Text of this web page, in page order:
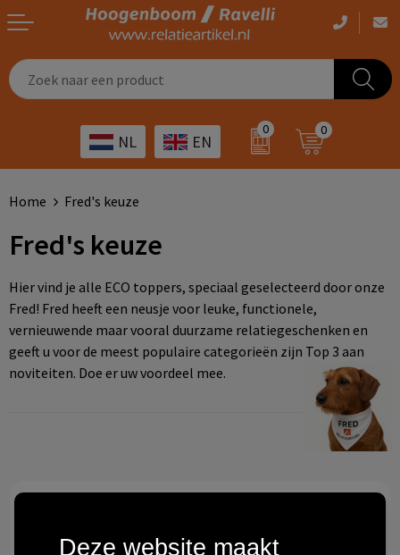
NL EN
0 0
Giveaways
Outdoor
Home & living
Tassen
Office
Schrijfwaren
Werkkleding
Sportkleding
Overig
Outdoor artikelen bedrukken
Giveaways bedrukken
Transport
Horeca
ICT
Kunst & cultuur
Kinderopvang
Landbouw
Home Fred's keuze
Fred's keuze
Hier vind je alle ECO toppers, speciaal geselecteerd door onze
Fred! Fred heeft een neusje voor leuke, functionele,
vernieuwende maar vooral duurzame relatiegeschenken en
geeft u voor de meest populaire categorieën zijn Top 3 aan
noviteiten. Doe er uw voordeel mee.
Deze website maakt